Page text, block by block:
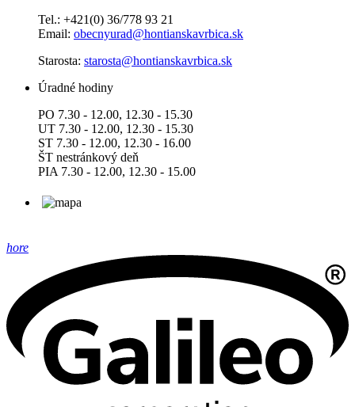
Tel.: +421(0) 36/778 93 21
Email: obecnyurad@hontianskavrbica.sk
Starosta: starosta@hontianskavrbica.sk
Úradné hodiny
PO 7.30 - 12.00, 12.30 - 15.30
UT 7.30 - 12.00, 12.30 - 15.30
ST 7.30 - 12.00, 12.30 - 16.00
ŠT nestránkový deň
PIA 7.30 - 12.00, 12.30 - 15.00
hore